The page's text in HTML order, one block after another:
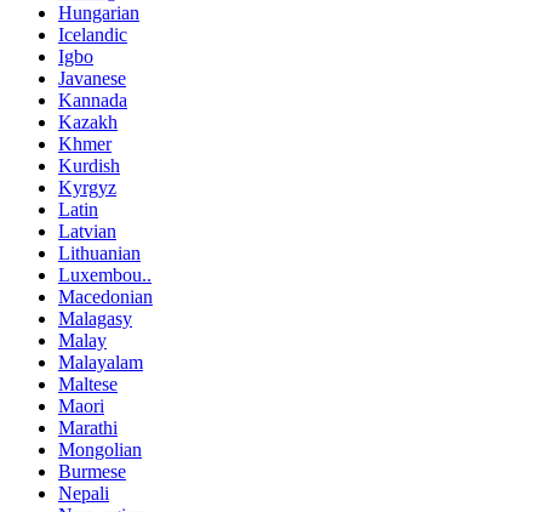
Hungarian
Icelandic
Igbo
Javanese
Kannada
Kazakh
Khmer
Kurdish
Kyrgyz
Latin
Latvian
Lithuanian
Luxembou..
Macedonian
Malagasy
Malay
Malayalam
Maltese
Maori
Marathi
Mongolian
Burmese
Nepali